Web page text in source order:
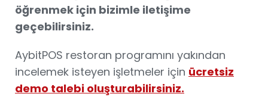
öğrenmek için bizimle iletişime
geçebilirsiniz.
AybitPOS restoran programını yakından
incelemek isteyen işletmeler için ücretsiz
demo talebi oluşturabilirsiniz.